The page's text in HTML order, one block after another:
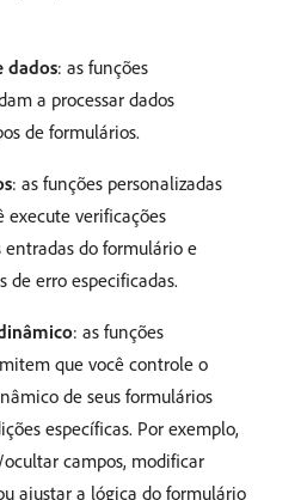
dados: as funções
a processar dados
de formulários.
: as funções personalizadas
execute verificações
entradas do formulário e
de erro especificadas.
: as funções
que você controle o
de seus formulários
específicas. Por exemplo,
campos, modificar
ajustar a lógica do formulário